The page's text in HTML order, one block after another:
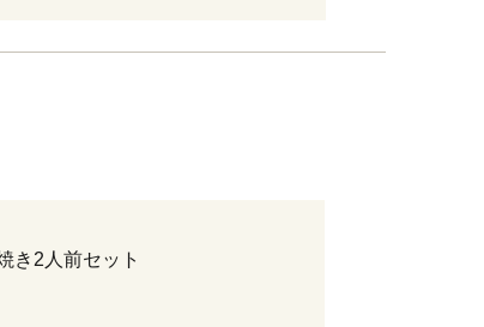
き2人前セット